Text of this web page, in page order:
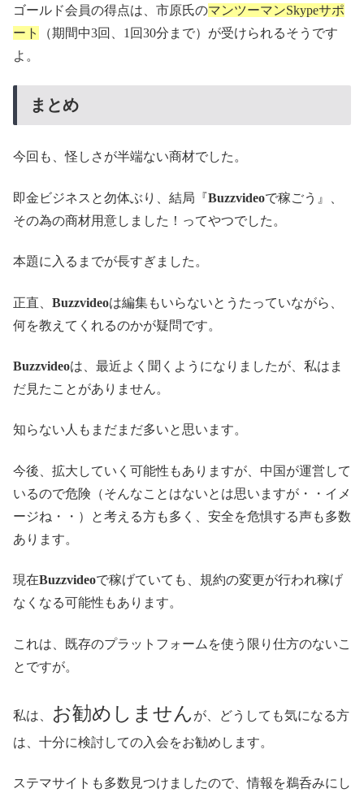
ゴールド会員の得点は、市原氏のマンツーマンSkypeサポ
ート
（期間中3回、1回30分まで）が受けられるそうです
よ。
まとめ
今回も、怪しさが半端ない商材でした。
即金ビジネスと勿体ぶり、結局『Buzzvideoで稼ごう』、
その為の商材用意しました！ってやつでした。
本題に入るまでが長すぎました。
正直、 Buzzvideoは編集もいらないとうたっていながら、
何を教えてくれるのかが疑問です。
Buzzvideoは、最近よく聞くようになりましたが、私はま
だ見たことがありません。
知らない人もまだまだ多いと思います。
今後、拡大していく可能性もありますが、中国が運営して
いるので危険（そんなことはないとは思いますが・・イメ
ージね・・）と考える方も多く、安全を危惧する声も多数
あります。
現在Buzzvideoで稼げていても、 規約の変更が行われ稼げ
なくなる可能性もあります。
これは、既存のプラットフォームを使う限り仕方のないこ
とですが。
私は、 お勧めしません が、どうしても気になる方
は、十分に検討しての入会をお勧めします。
ステマサイトも多数見つけましたので、情報を鵜呑みにし